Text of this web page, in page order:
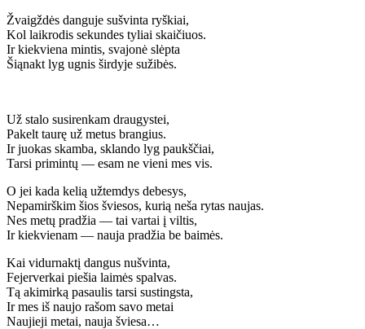
Žvaigždės danguje sušvinta ryškiai,
Kol laikrodis sekundes tyliai skaičiuos.
Ir kiekviena mintis, svajonė slėpta
Šiąnakt lyg ugnis širdyje sužibės.
Už stalo susirenkam draugystei,
Pakelt taurę už metus brangius.
Ir juokas skamba, sklando lyg paukščiai,
Tarsi primintų — esam ne vieni mes vis.
O jei kada kelią užtemdys debesys,
Nepamirškim šios šviesos, kurią neša rytas naujas.
Nes metų pradžia — tai vartai į viltis,
Ir kiekvienam — nauja pradžia be baimės.
Kai vidurnaktį dangus nušvinta,
Fejerverkai piešia laimės spalvas.
Tą akimirką pasaulis tarsi sustingsta,
Ir mes iš naujo rašom savo metai
Naujieji metai, nauja šviesa…